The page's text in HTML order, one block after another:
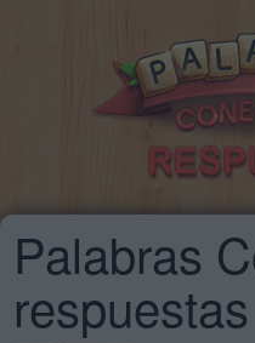
Palabras
respuestas